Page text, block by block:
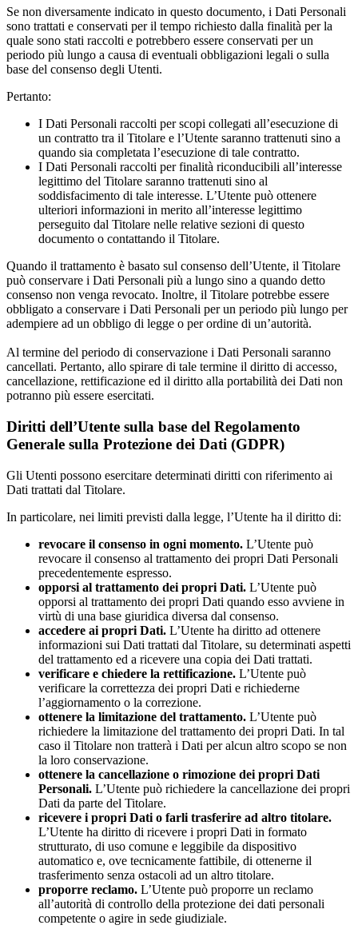
Se non diversamente indicato in questo documento, i Dati Personali
sono trattati e conservati per il tempo richiesto dalla finalità per la
quale sono stati raccolti e potrebbero essere conservati per un
periodo più lungo a causa di eventuali obbligazioni legali o sulla
base del consenso degli Utenti.
Pertanto:
I Dati Personali raccolti per scopi collegati all’esecuzione di
un contratto tra il Titolare e l’Utente saranno trattenuti sino a
quando sia completata l’esecuzione di tale contratto.
I Dati Personali raccolti per finalità riconducibili all’interesse
legittimo del Titolare saranno trattenuti sino al
soddisfacimento di tale interesse. L’Utente può ottenere
ulteriori informazioni in merito all’interesse legittimo
perseguito dal Titolare nelle relative sezioni di questo
documento o contattando il Titolare.
Quando il trattamento è basato sul consenso dell’Utente, il Titolare
può conservare i Dati Personali più a lungo sino a quando detto
consenso non venga revocato. Inoltre, il Titolare potrebbe essere
obbligato a conservare i Dati Personali per un periodo più lungo per
adempiere ad un obbligo di legge o per ordine di un’autorità.
Al termine del periodo di conservazione i Dati Personali saranno
cancellati. Pertanto, allo spirare di tale termine il diritto di accesso,
cancellazione, rettificazione ed il diritto alla portabilità dei Dati non
potranno più essere esercitati.
Diritti dell’Utente sulla base del Regolamento
Generale sulla Protezione dei Dati (GDPR)
Gli Utenti possono esercitare determinati diritti con riferimento ai
Dati trattati dal Titolare.
In particolare, nei limiti previsti dalla legge, l’Utente ha il diritto di:
revocare il consenso in ogni momento. L’Utente può
revocare il consenso al trattamento dei propri Dati Personali
precedentemente espresso.
opporsi al trattamento dei propri Dati. L’Utente può
opporsi al trattamento dei propri Dati quando esso avviene in
virtù di una base giuridica diversa dal consenso.
accedere ai propri Dati. L’Utente ha diritto ad ottenere
informazioni sui Dati trattati dal Titolare, su determinati aspetti
del trattamento ed a ricevere una copia dei Dati trattati.
verificare e chiedere la rettificazione. L’Utente può
verificare la correttezza dei propri Dati e richiederne
l’aggiornamento o la correzione.
ottenere la limitazione del trattamento. L’Utente può
richiedere la limitazione del trattamento dei propri Dati. In tal
caso il Titolare non tratterà i Dati per alcun altro scopo se non
la loro conservazione.
ottenere la cancellazione o rimozione dei propri Dati
Personali. L’Utente può richiedere la cancellazione dei propri
Dati da parte del Titolare.
ricevere i propri Dati o farli trasferire ad altro titolare.
L’Utente ha diritto di ricevere i propri Dati in formato
strutturato, di uso comune e leggibile da dispositivo
automatico e, ove tecnicamente fattibile, di ottenerne il
trasferimento senza ostacoli ad un altro titolare.
proporre reclamo. L’Utente può proporre un reclamo
all’autorità di controllo della protezione dei dati personali
competente o agire in sede giudiziale.